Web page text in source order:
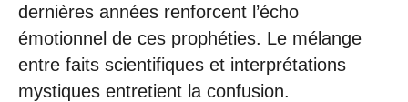
dernières années renforcent l’écho
émotionnel de ces prophéties. Le mélange
entre faits scientifiques et interprétations
mystiques entretient la confusion.